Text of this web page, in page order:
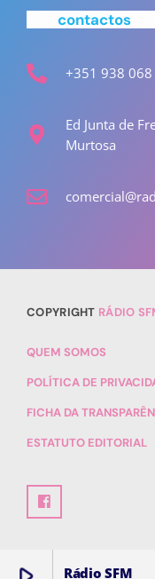
Rádio SFM
contactos
+351 938 068
Ed Junta de
Murtosa
COPYRIGHT RÁDIO
QUEM SOMOS
POLÍTICA DE
FICHA DA
ESTATUTO EDITORIAL